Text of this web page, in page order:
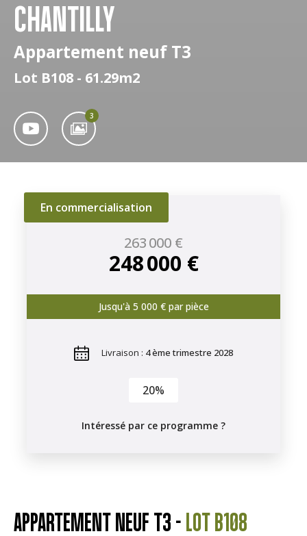
CHANTILLY
Appartement neuf T3
Lot B108 - 61.29m2
3
En commercialisation
263 000 €
248 000 €
Jusqu'à 5 000 € par pièce
Livraison : 4 ème trimestre 2028
20%
Intéressé par ce programme ?
APPARTEMENT NEUF T3 - LOT B108